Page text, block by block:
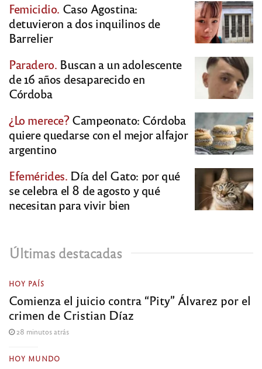
Femicidio. Caso Agostina:
detuvieron a dos inquilinos de
Barrelier
Paradero. Buscan a un adolescente
de 16 años desaparecido en
Córdoba
¿Lo merece?Campeonato: Córdoba
quiere quedarse con el mejor alfajor
argentino
Efemérides. Día del Gato: por qué
se celebra el 8 de agosto y qué
necesitan para vivir bien
Últimas destacadas
HOY PAÍS
Comienza el juicio contra “Pity” Álvarez por el
crimen de Cristian Díaz
28 minutos atrás
HOY MUNDO